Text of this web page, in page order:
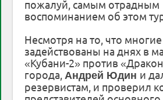
пожалуй, самым отрадным
воспоминанием об этом
Несмотря на то, что
задействованы на днях в
«Кубани-2» против
города, Андрей Юдин и
резервистам, и проверил